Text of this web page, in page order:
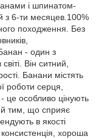
і шпинатом-
з 6-ти месяцев.100%
походження. Без
- один з
Він ситний,
Банани містять
роботи серця,
- це особливо цінують
тим, що сприяє
в якості
хороша